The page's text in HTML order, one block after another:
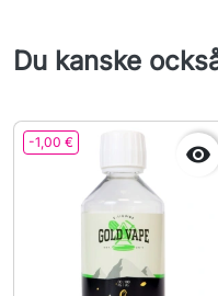
Du kanske
-1,00 € 